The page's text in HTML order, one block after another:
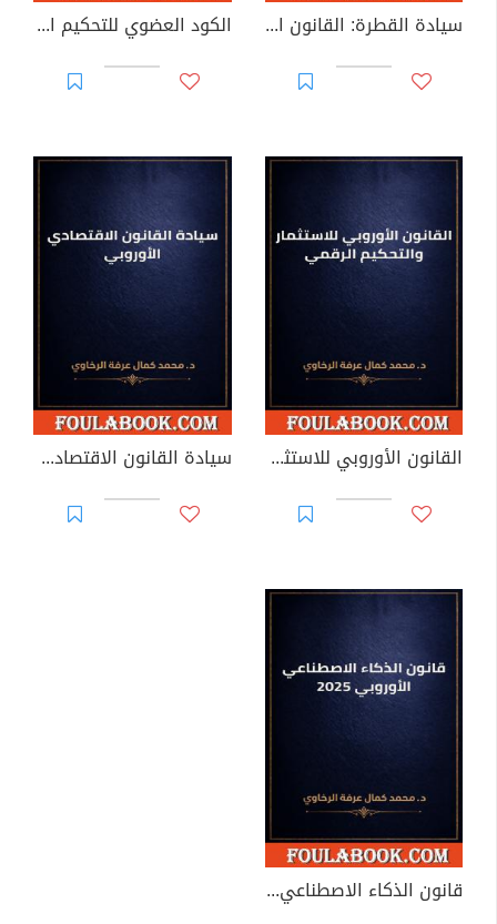
سيادة القطرة: القانون الدولي والوطني لإدارة الموارد المائية في عصر الشح والصراعات الكود العضوي للتحكيم العالمي
القانون الأوروبي للاستثمار والتحكيم الرقمي سيادة القانون الاقتصادي الأوروبي
قانون الذكاء الاصطناعي الأوروبي 2025